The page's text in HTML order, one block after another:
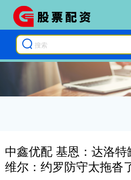
中鑫优配 基恩：达洛
维尔：约罗防守太拖沓